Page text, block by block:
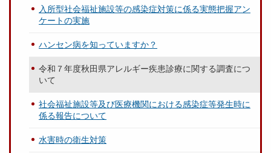
入所型社会福祉施設等の感染症対策に係る実態把握アン
ケートの実施
ハンセン病を知っていますか？
令和７年度秋田県アレルギー疾患診療に関する調査につ
いて
社会福祉施設等及び医療機関における感染症等発生時に
係る報告について
水害時の衛生対策